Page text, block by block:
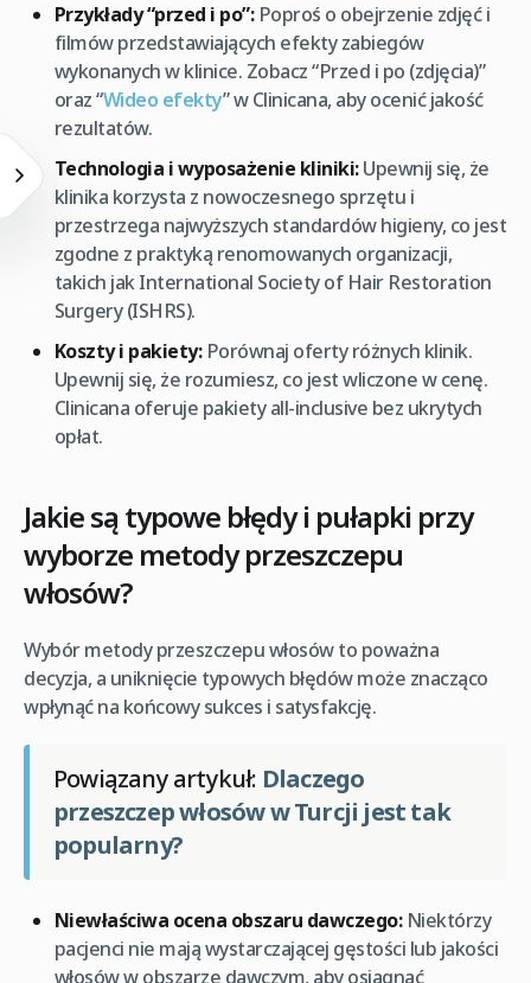
Przykłady “przed i po”:Poproś o obejrzenie zdjęć i
filmów przedstawiających efekty zabiegów
wykonanych w klinice. Zobacz “Przed i po (zdjęcia)”
oraz “Wideo efekty” w Clinicana, aby ocenić jakość
rezultatów.
Technologia i wyposażenie kliniki:Upewnij się, że
klinika korzysta z nowoczesnego sprzętu i
przestrzega najwyższych standardów higieny, co jest
zgodne z praktyką renomowanych organizacji,
takich jak International Society of Hair Restoration
Surgery (ISHRS).
Koszty i pakiety:Porównaj oferty różnych klinik.
Upewnij się, że rozumiesz, co jest wliczone w cenę.
Clinicana oferuje pakiety all-inclusive bez ukrytych
opłat.
Jakie są typowe błędy i pułapki przy
wyborze metody przeszczepu
włosów?
Wybór metody przeszczepu włosów to poważna
decyzja, a uniknięcie typowych błędów może znacząco
wpłynąć na końcowy sukces i satysfakcję.
Powiązany artykuł: Dlaczego
przeszczep włosów w Turcji jest tak
popularny?
Niewłaściwa ocena obszaru dawczego:Niektórzy
pacjenci nie mają wystarczającej gęstości lub jakości
włosów w obszarze dawczym, aby osiągnąć